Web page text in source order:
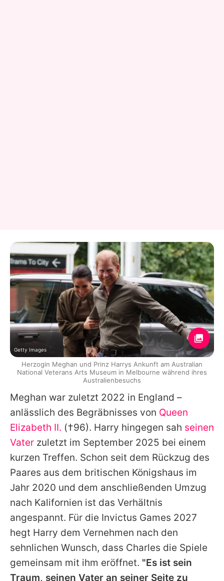
Meghan war zuletzt 2022 in England –
anlässlich des Begräbnisses von Queen
Elizabeth II. (†96). Harry hingegen sah seinen
Vater zuletzt im September 2025 bei einem
kurzen Treffen. Schon seit dem Rückzug des
Paares aus dem britischen Königshaus im
Jahr 2020 und dem anschließenden Umzug
nach Kalifornien ist das Verhältnis
angespannt. Für die Invictus Games 2027
hegt Harry dem Vernehmen nach den
sehnlichen Wunsch, dass Charles die Spiele
gemeinsam mit ihm eröffnet. "Es ist sein
Traum, seinen Vater an seiner Seite zu
Getty Images
Herzogin Meghan und Prinz Harrys Ankunft am Australian
National Veterans Arts Museum in Melbourne während ihres
Australienbesuchs